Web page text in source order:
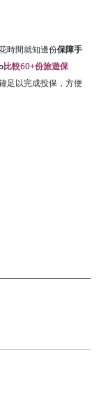
時間就知邊份保障手
比較60+份旅遊保
足以完成投保，方便